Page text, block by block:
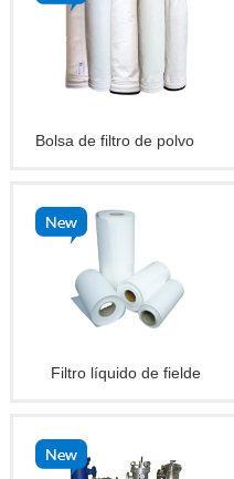
Bolsa de filtro de polvo
Filtro líquido de fielde